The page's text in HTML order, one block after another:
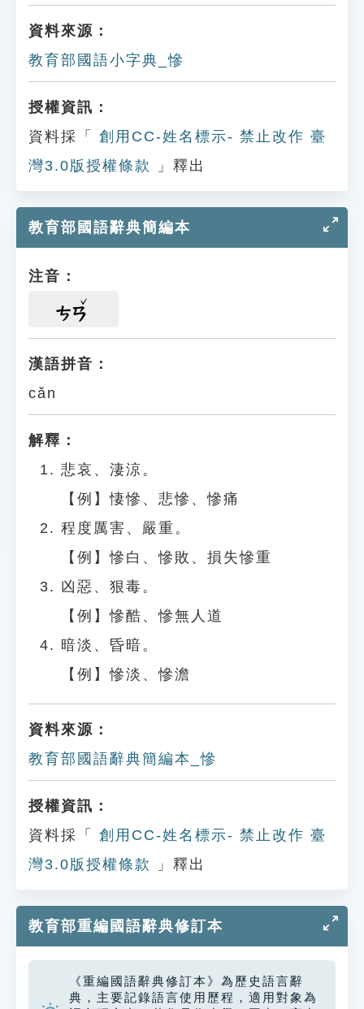
資料來源：
教育部國語小字典_慘
授權資訊：
資料採「
創用CC-姓名標示- 禁止改作 臺
灣3.0版授權條款
」釋出
教育部國語辭典簡編本
注音：
ㄘㄢ
漢語拼音：
cǎn
解釋：
悲哀、淒涼。
【例】悽慘、悲慘、慘痛
程度厲害、嚴重。
【例】慘白、慘敗、損失慘重
凶惡、狠毒。
【例】慘酷、慘無人道
暗淡、昏暗。
【例】慘淡、慘澹
資料來源：
教育部國語辭典簡編本_慘
授權資訊：
資料採「
創用CC-姓名標示- 禁止改作 臺
灣3.0版授權條款
」釋出
教育部重編國語辭典修訂本
《重編國語辭典修訂本》為歷史語言辭
典，主要記錄語言使用歷程，適用對象為